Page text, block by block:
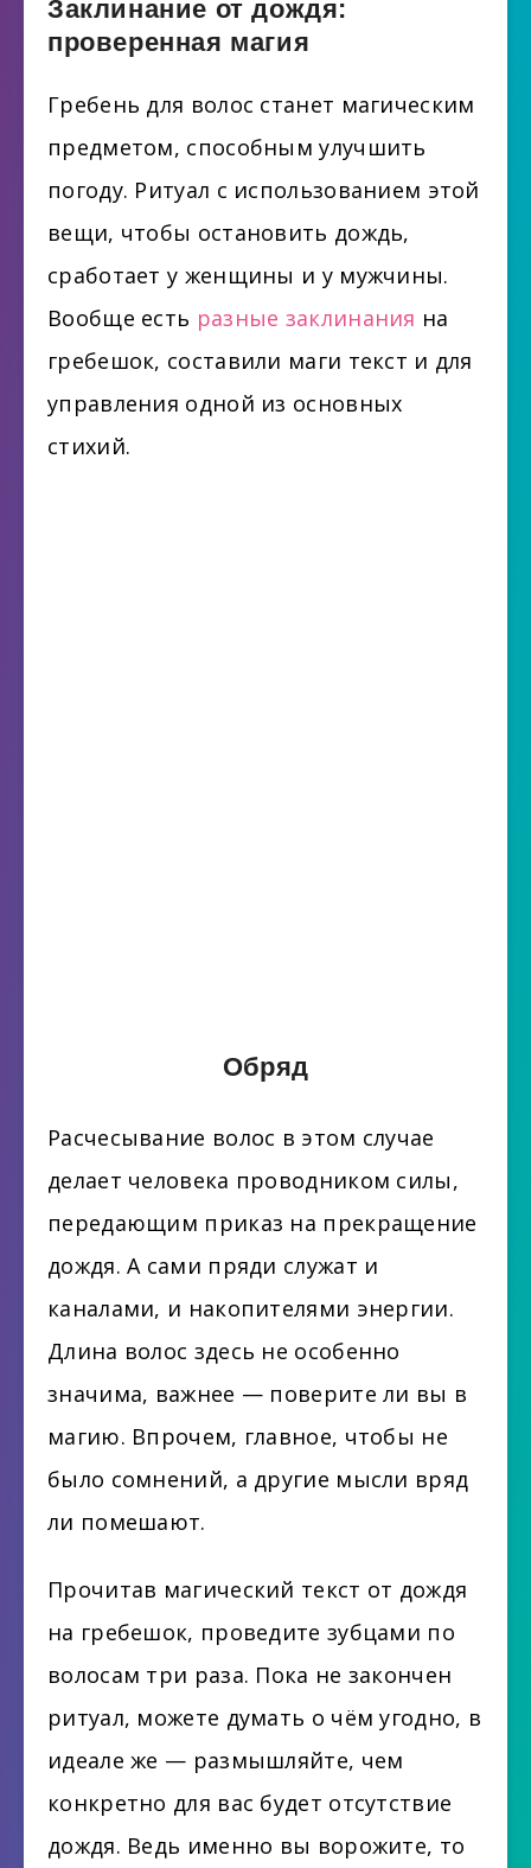
Заклинание от дождя:
проверенная магия
Гребень для волос станет магическим
предметом, способным улучшить
погоду. Ритуал с использованием этой
вещи, чтобы остановить дождь,
сработает у женщины и у мужчины.
Вообще есть разные заклинания на
гребешок, составили маги текст и для
управления одной из основных
стихий.
Обряд
Расчесывание волос в этом случае
делает человека проводником силы,
передающим приказ на прекращение
дождя. А сами пряди служат и
каналами, и накопителями энергии.
Длина волос здесь не особенно
значима, важнее — поверите ли вы в
магию. Впрочем, главное, чтобы не
было сомнений, а другие мысли вряд
ли помешают.
Прочитав магический текст от дождя
на гребешок, проведите зубцами по
волосам три раза. Пока не закончен
ритуал, можете думать о чём угодно, в
идеале же — размышляйте, чем
конкретно для вас будет отсутствие
дождя. Ведь именно вы ворожите, то